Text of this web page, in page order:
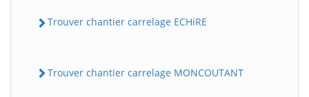
Trouver chantier carrelage ECHiRE
Trouver chantier carrelage MONCOUTANT